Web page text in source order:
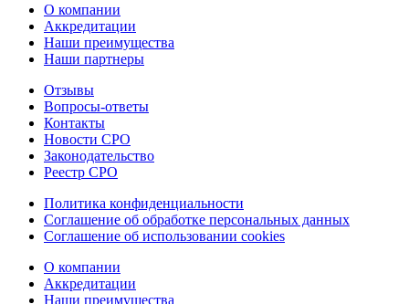
О компании
Аккредитации
Наши преимущества
Наши партнеры
Отзывы
Вопросы-ответы
Контакты
Новости СРО
Законодательство
Реестр СРО
Политика конфиденциальности
Соглашение об обработке персональных данных
Соглашение об использовании cookies
О компании
Аккредитации
Наши преимущества